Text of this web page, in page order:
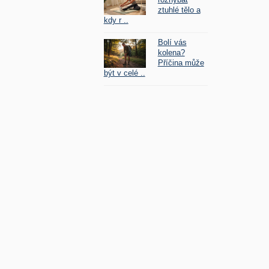
ztuhlé tělo a
kdy r ..
Bolí vás
kolena?
Příčina může
být v celé ..